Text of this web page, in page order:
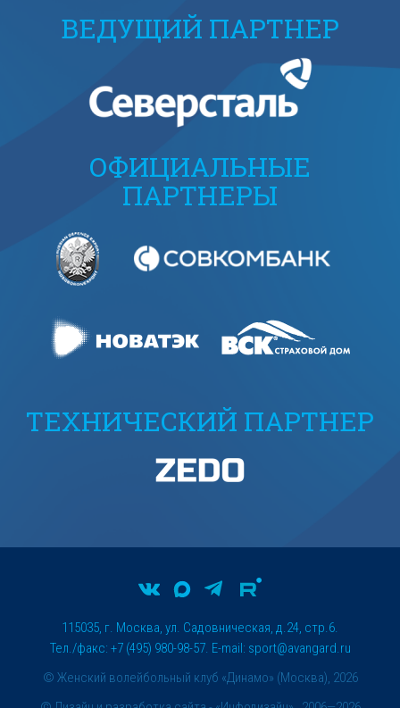
ВЕДУЩИЙ ПАРТНЕР
ОФИЦИАЛЬНЫЕ
ПАРТНЕРЫ
ТЕХНИЧЕСКИЙ ПАРТНЕР
© Женский волейбольный клуб «Динамо» (Москва), 2026
115035, г. Москва, ул. Садовническая, д.24, стр.6.
Тел./факс: +7 (495) 980-98-57. E-mail: sport@avangard.ru